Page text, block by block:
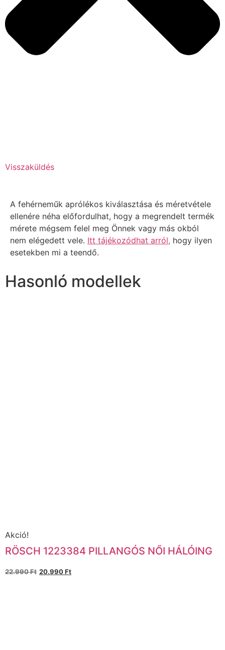
Visszaküldés
A fehérneműk aprólékos kiválasztása és méretvétele
ellenére néha előfordulhat, hogy a megrendelt termék
mérete mégsem felel meg Önnek vagy más okból
nem elégedett vele. Itt tájékozódhat arról, hogy ilyen
esetekben mi a teendő.
Hasonló modellek
Akció!
RÖSCH 1223384 PILLANGÓS NŐI HÁLÓING
22.990Ft 20.990Ft